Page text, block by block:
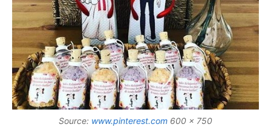
Source: www.pinterest.com 600 x 750